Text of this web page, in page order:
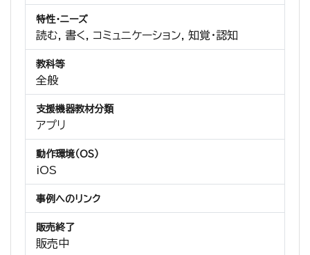
特性・ニーズ
読む, 書く, コミュニケーション, 知覚・認知
教科等
全般
支援機器教材分類
アプリ
動作環境（OS）
iOS
事例へのリンク
販売終了
販売中